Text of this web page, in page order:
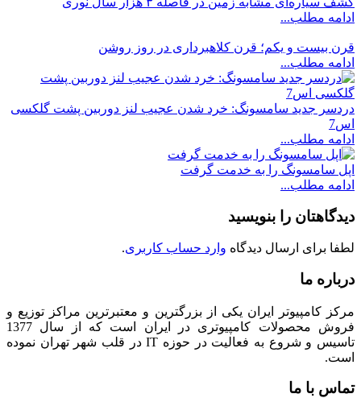
ادامه مطلب...
قرن بیست و یکم؛ قرن کلاهبرداری در روز روشن
ادامه مطلب...
دردسر جدید سامسونگ: خرد شدن عجیب لنز دوربین پشت گلکسی
اس7
ادامه مطلب...
اپل سامسونگ را به خدمت گرفت
ادامه مطلب...
دیدگاهتان را بنویسید
لطفا برای ارسال دیدگاه وارد حساب کاربری.
درباره ما
مرکز کامپیوتر ایران یکی از بزرگترین و معتبرترین مراکز توزیع و
فروش محصولات کامپیوتری در ایران است که از سال 1377
تاسیس و شروع به فعالیت در حوزه IT در قلب شهر تهران نموده
است.
تماس با ما